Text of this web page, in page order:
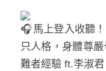
馬上登入收聽
只人格，身體尊
難者經驗 ft.李淑